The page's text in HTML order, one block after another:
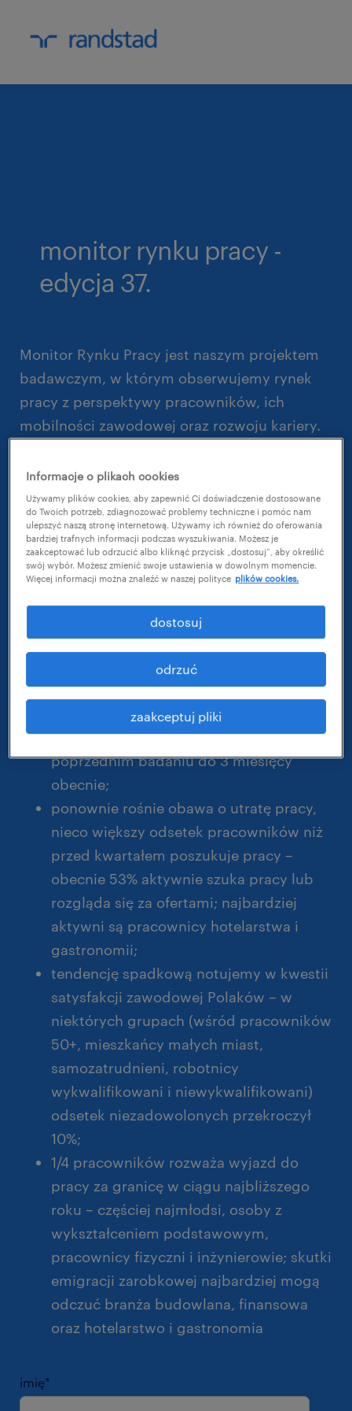
monitor rynku pracy -
edycja 37.
Monitor Rynku Pracy jest naszym projektem
badawczym, w którym obserwujemy rynek
pracy z perspektywy pracowników, ich
mobilności zawodowej oraz rozwoju kariery.
firmach, ocenę ryzyka utraty zatrudnienia,
satysfakcję z wykonywanego zajęcia oraz
główne powody poszukiwania nowego
miejsca pracy.
W 37. edycji badania:
powróciła wzrostowa tendencja w rotacji
pracowników (o 2 p.p.); głównym
powodem zmiany była chęć rozwoju
zawodowego;
kolejny kwartał wydłuża się średni czas
poszukiwania pracy – z 2,5 miesiąca w
poprzednim badaniu do 3 miesięcy
obecnie;
ponownie rośnie obawa o utratę pracy,
nieco większy odsetek pracowników niż
przed kwartałem poszukuje pracy –
obecnie 53% aktywnie szuka pracy lub
rozgląda się za ofertami; najbardziej
aktywni są pracownicy hotelarstwa i
gastronomii;
tendencję spadkową notujemy w kwestii
satysfakcji zawodowej Polaków – w
niektórych grupach (wśród pracowników
50+, mieszkańcy małych miast,
samozatrudnieni, robotnicy
wykwalifikowani i niewykwalifikowani)
odsetek niezadowolonych przekroczył
10%;
1/4 pracowników rozważa wyjazd do
pracy za granicę w ciągu najbliższego
roku – częściej najmłodsi, osoby z
wykształceniem podstawowym,
pracownicy fizyczni i inżynierowie; skutki
emigracji zarobkowej najbardziej mogą
odczuć branża budowlana, finansowa
oraz hotelarstwo i gastronomia
imię*
Informacje o plikach cookies
Używamy plików cookies, aby zapewnić Ci doświadczenie dostosowane
do Twoich potrzeb, zdiagnozować problemy techniczne i pomóc nam
ulepszyć naszą stronę internetową. Używamy ich również do oferowania
bardziej trafnych informacji podczas wyszukiwania. Możesz je
zaakceptować lub odrzucić albo kliknąć przycisk „dostosuj”, aby określić
swój wybór. Możesz zmienić swoje ustawienia w dowolnym momencie.
Więcej informacji można znaleźć w naszej polityce plików cookies.
zaakceptuj pliki
odrzuć
dostosuj